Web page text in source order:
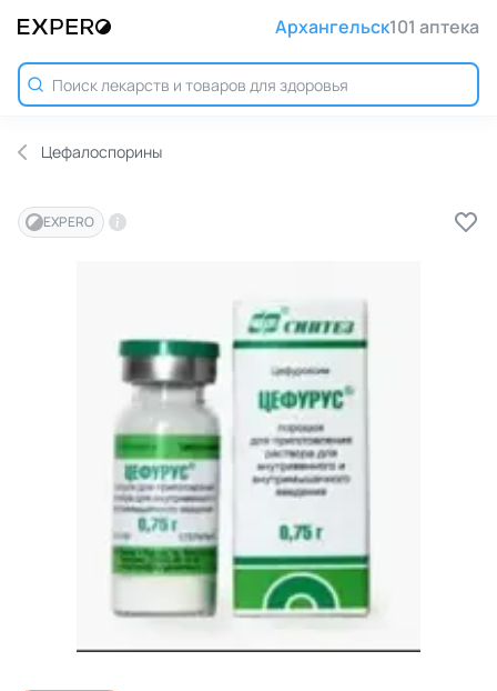
Архангельск101 аптека
Цефалоспорины
EXPERO